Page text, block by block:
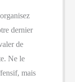
dernier
de
Ne le
mais